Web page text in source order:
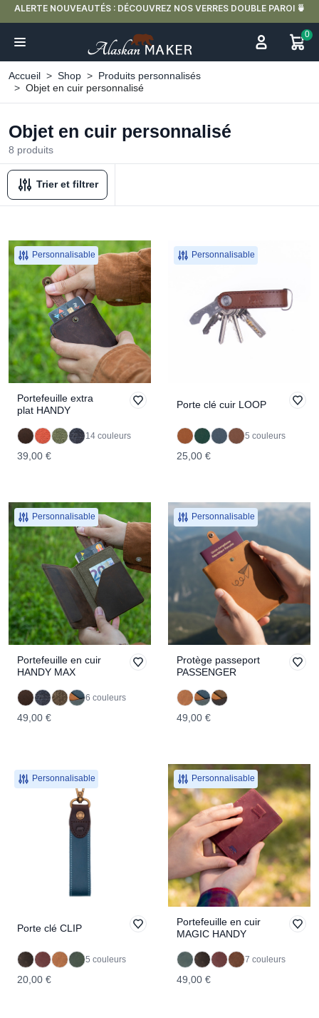
ALERTE NOUVEAUTÉS : DÉCOUVREZ NOS VERRES DOUBLE PAROI 🍵
0
Accueil Shop
Produits personnalisés
Objet en cuir personnalisé
Objet en cuir personnalisé
8 produits
Trier et filtrer
Personnalisable
Portefeuille extra
plat HANDY
14 couleurs
39,00 €
Personnalisable
Porte clé cuir LOOP
5 couleurs
25,00 €
Personnalisable
Portefeuille en cuir
HANDY MAX
6 couleurs
49,00 €
Personnalisable
Protège passeport
PASSENGER
49,00 €
Personnalisable
Porte clé CLIP
5 couleurs
20,00 €
Personnalisable
Portefeuille en cuir
MAGIC HANDY
7 couleurs
49,00 €